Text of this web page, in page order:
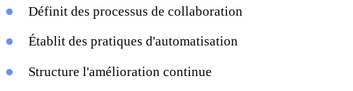
Définit des processus de collaboration
Établit des pratiques d'automatisation
Structure l'amélioration continue